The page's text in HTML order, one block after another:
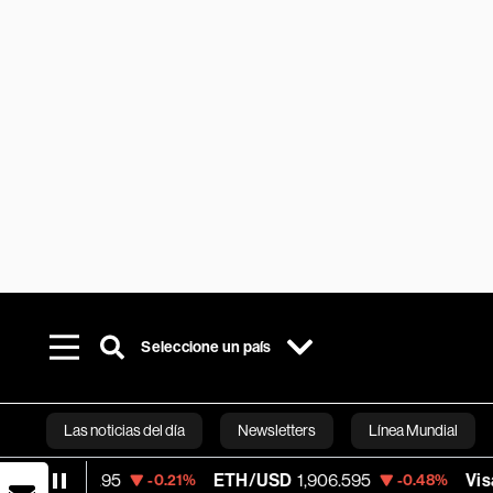
Seleccione un país
Las noticias del día Newsletters Línea Mundial
Bloomberg
ETH/USD 1,906.595 -0.48% Visa 368.54 -